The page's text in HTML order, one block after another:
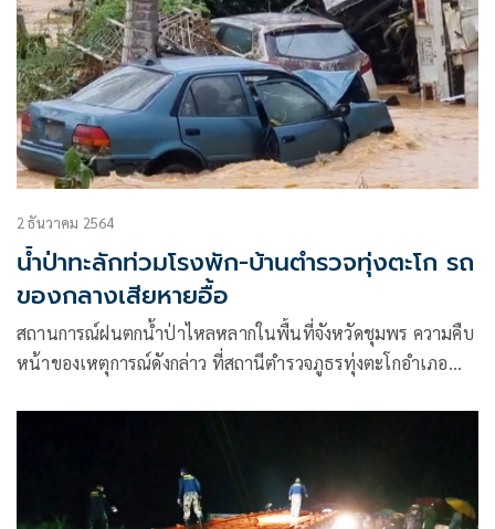
2 ธันวาคม 2564
น้ำป่าทะลักท่วมโรงพัก-บ้านตำรวจทุ่งตะโก รถ
ของกลางเสียหายอื้อ
สถานการณ์ฝนตกน้ำป่าไหลหลากในพื้นที่จังหวัดชุมพร ความคืบ
หน้าของเหตุการณ์ดังกล่าว ที่สถานีตำรวจภูธรทุ่งตะโกอำเภอ